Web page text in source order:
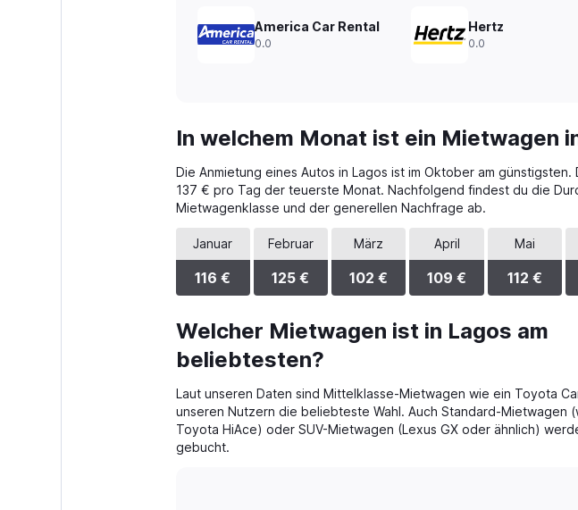
America Car Rental
0.0
Hertz
0.0
In welchem Monat ist ein Mietwagen
Die Anmietung eines Autos in Lagos ist im Oktober am
137 € pro Tag der teuerste Monat. Nachfolgend findest du die
Mietwagenklasse und der generellen Nachfrage ab.
Januar
116 €
Februar
125 €
März
102 €
April
109 €
Mai
112 €
Welcher Mietwagen ist in Lagos am
beliebtesten?
Laut unseren Daten sind Mittelklasse-Mietwagen wie ein Toyota
unseren Nutzern die beliebteste Wahl. Auch Standard-Mietwagen
Toyota HiAce) oder SUV-Mietwagen (Lexus GX oder ähnlich)
gebucht.